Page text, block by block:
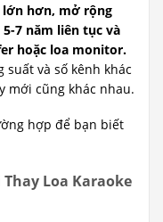
lớn hơn, mở rộng
7 năm liên tục và
hoặc loa monitor.
và số kênh khác
mới cũng khác nhau.
hợp để bạn biết
Thay Loa Karaoke